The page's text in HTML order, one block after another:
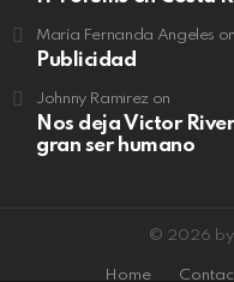
María Fernanda Angeles on
Publicidad
Johnny Ramirezon
Nos deja Victor
gran ser humano
© 2026 by
Home